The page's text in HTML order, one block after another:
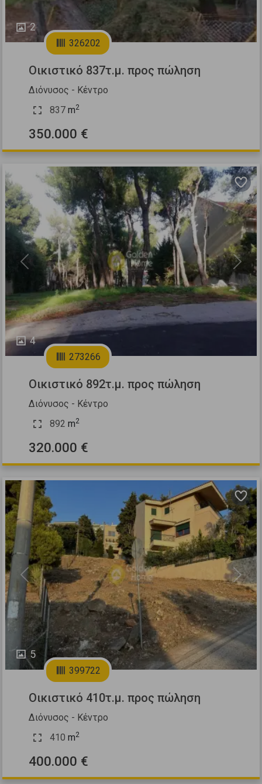
2
326202
Οικιστικό 837τ.μ. προς πώληση
Διόνυσος - Κέντρο
837 m2
350.000 €
4
Previous Next
273266
Οικιστικό 892τ.μ. προς πώληση
Διόνυσος - Κέντρο
892 m2
320.000 €
5
Previous Next
399722
Οικιστικό 410τ.μ. προς πώληση
Διόνυσος - Κέντρο
410 m2
400.000 €